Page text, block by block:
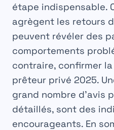
étape indispensable.
agrègent les retours
peuvent révéler des
comportements
contraire, confirmer
prêteur privé 2025.
grand nombre d’avis
détaillés, sont des
encourageants. En